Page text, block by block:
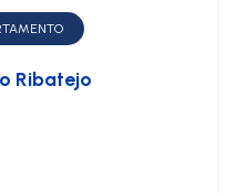
Ribatejo